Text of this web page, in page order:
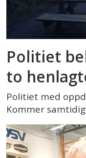
Politiet
to
Politiet med
Kommer